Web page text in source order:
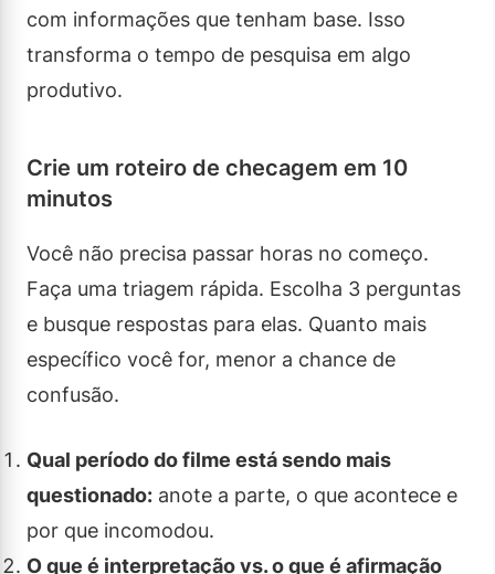
com informações que tenham base. Isso
transforma o tempo de pesquisa em algo
produtivo.
Crie um roteiro de checagem em 10
minutos
Você não precisa passar horas no começo.
Faça uma triagem rápida. Escolha 3 perguntas
e busque respostas para elas. Quanto mais
específico você for, menor a chance de
confusão.
Qual período do filme está sendo mais
questionado: anote a parte, o que acontece e
por que incomodou.
O que é interpretação vs. o que é afirmação